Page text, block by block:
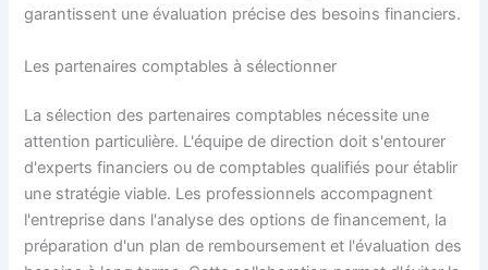
garantissent une évaluation précise des besoins financiers.
Les partenaires comptables à sélectionner
La sélection des partenaires comptables nécessite une
attention particulière. L'équipe de direction doit s'entourer
d'experts financiers ou de comptables qualifiés pour établir
une stratégie viable. Les professionnels accompagnent
l'entreprise dans l'analyse des options de financement, la
préparation d'un plan de remboursement et l'évaluation des